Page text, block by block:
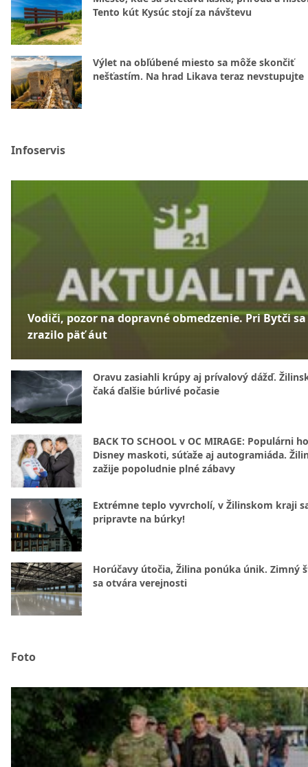
Tento kút Kysúc stojí za návštevu
Výlet na obľúbené miesto sa môže skončiť
nešťastím. Na hrad Likava teraz nevstupujte
Infoservis
Vodiči, pozor na dopravné obmedzenie. Pri Bytči sa
zrazilo päť áut
Oravu zasiahli krúpy aj prívalový dážď.
čaká ďalšie búrlivé počasie
BACK TO SCHOOL v OC MIRAGE: Populárni
Disney maskoti, súťaže aj autogramiáda.
zažije popoludnie plné zábavy
Extrémne teplo vyvrcholí, v Žilinskom kraji
pripravte na búrky!
Horúčavy útočia, Žilina ponúka únik. Zimný
sa otvára verejnosti
Foto